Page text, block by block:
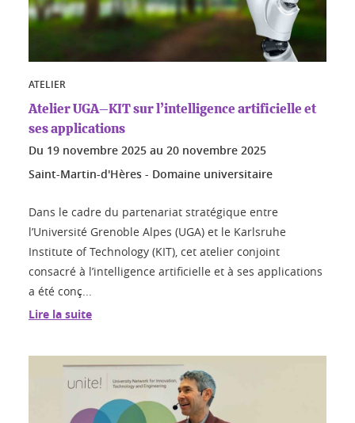
ATELIER
Atelier UGA–KIT sur l’intelligence artificielle et
ses applications
Du 19 novembre 2025 au 20 novembre 2025
Saint-Martin-d'Hères - Domaine universitaire
Dans le cadre du partenariat stratégique entre
l’Université Grenoble Alpes (UGA) et le Karlsruhe
Institute of Technology (KIT), cet atelier conjoint
consacré à l’intelligence artificielle et à ses applications
a été conç...
Lire la suite